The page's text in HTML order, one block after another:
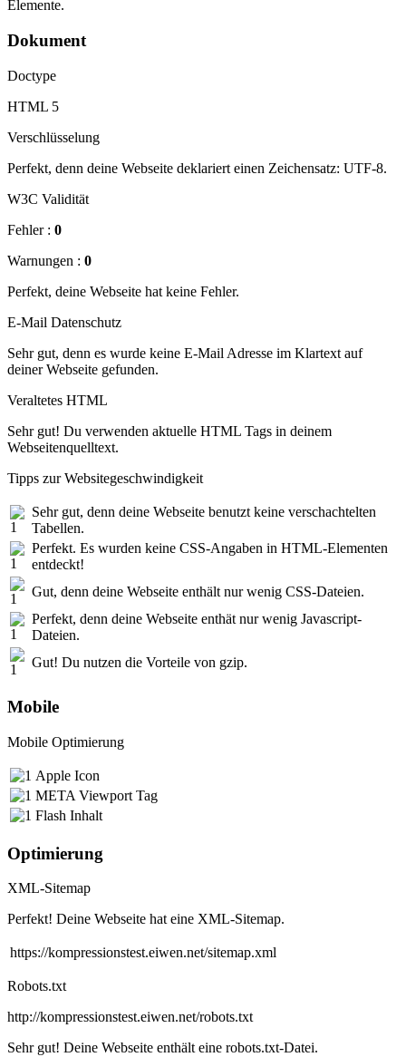
Elemente.
Dokument
Doctype
HTML 5
Verschlüsselung
Perfekt, denn deine Webseite deklariert einen Zeichensatz: UTF-8.
W3C Validität
Fehler : 0
Warnungen : 0
Perfekt, deine Webseite hat keine Fehler.
E-Mail Datenschutz
Sehr gut, denn es wurde keine E-Mail Adresse im Klartext auf
deiner Webseite gefunden.
Veraltetes HTML
Sehr gut! Du verwenden aktuelle HTML Tags in deinem
Webseitenquelltext.
Tipps zur Websitegeschwindigkeit
Sehr gut, denn deine Webseite benutzt keine verschachtelten
Tabellen.
Perfekt. Es wurden keine CSS-Angaben in HTML-Elementen
entdeckt!
Gut, denn deine Webseite enthält nur wenig CSS-Dateien.
Perfekt, denn deine Webseite enthät nur wenig Javascript-
Dateien.
Gut! Du nutzen die Vorteile von gzip.
Mobile
Mobile Optimierung
Apple Icon
META Viewport Tag
Flash Inhalt
Optimierung
XML-Sitemap
Perfekt! Deine Webseite hat eine XML-Sitemap.
https://kompressionstest.eiwen.net/sitemap.xml
Robots.txt
http://kompressionstest.eiwen.net/robots.txt
Sehr gut! Deine Webseite enthält eine robots.txt-Datei.